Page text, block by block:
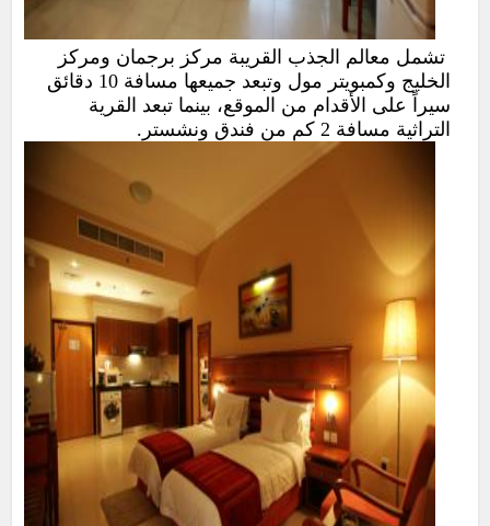
تشمل معالم الجذب القريبة مركز برجمان ومركز
الخليج وكمبويتر مول وتبعد جميعها مسافة 10 دقائق
سيراً على الأقدام من الموقع، بينما تبعد القرية
التراثية مسافة 2 كم من فندق ونشستر.